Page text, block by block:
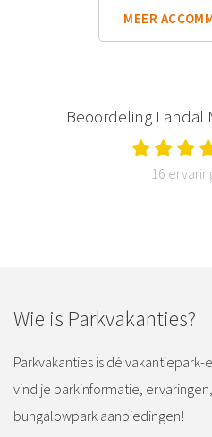
MEER
Beoordeling Landal
16
Wie is Parkvakanties?
Parkvakanties is dé
vind je parkinformatie,
bungalowpark aanbiedingen!